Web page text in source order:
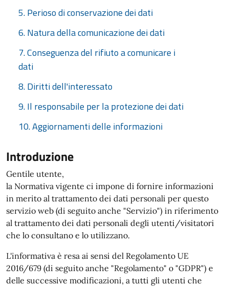
5. Perioso di conservazione dei dati
6. Natura della comunicazione dei dati
7. Conseguenza del rifiuto a comunicare i
dati
8. Diritti dell'interessato
9. Il responsabile per la protezione dei dati
10. Aggiornamenti delle informazioni
Introduzione
Gentile utente,
la Normativa vigente ci impone di fornire informazioni
in merito al trattamento dei dati personali per questo
servizio web (di seguito anche "Servizio") in riferimento
al trattamento dei dati personali degli utenti/visitatori
che lo consultano e lo utilizzano.
L'informativa è resa ai sensi del Regolamento UE
2016/679 (di seguito anche "Regolamento" o "GDPR") e
delle successive modificazioni, a tutti gli utenti che